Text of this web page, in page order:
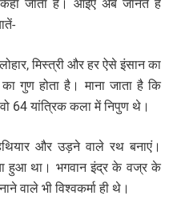
कहा जाता है। आईए अब जानते हैं
मिस्त्री और हर ऐसे इंसान का
गुण होता है। माना जाता है कि
64 यांत्रिक कला में निपुण थे।
और उड़ने वाले रथ बनाएं।
हुआ था। भगवान इंद्र के वज्र के
वाले भी विश्वकर्मा ही थे।